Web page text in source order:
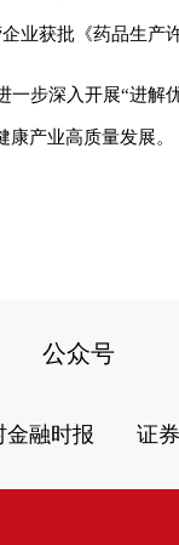
业获批《药品生产
一步深入开展“进
产业高质量发展。
公众号
金融时报 证